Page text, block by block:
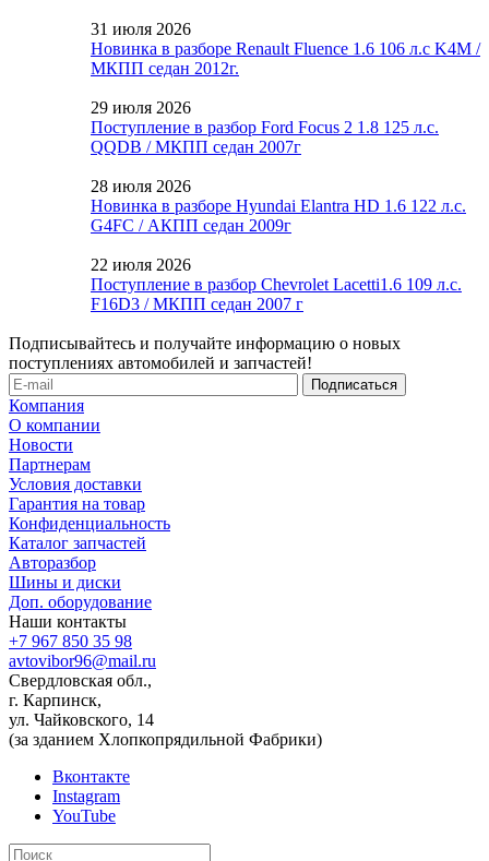
31 июля 2026
Новинка в разборе Renault Fluence 1.6 106 л.с K4M /
МКПП седан 2012г.
29 июля 2026
Поступление в разбор Ford Focus 2 1.8 125 л.с.
QQDB / МКПП седан 2007г
28 июля 2026
Новинка в разборе Hyundai Elantra HD 1.6 122 л.с.
G4FC / АКПП седан 2009г
22 июля 2026
Поступление в разбор Chevrolet Lacetti1.6 109 л.с.
F16D3 / МКПП седан 2007 г
Подписывайтесь и получайте информацию о новых
поступлениях автомобилей и запчастей!
Компания
О компании
Новости
Партнерам
Условия доставки
Гарантия на товар
Конфиденциальность
Каталог запчастей
Авторазбор
Шины и диски
Доп. оборудование
Наши контакты
+7 967 850 35 98
avtovibor96@mail.ru
Свердловская обл.,
г. Карпинск,
ул. Чайковского, 14
(за зданием Хлопкопрядильной Фабрики)
Вконтакте
Instagram
YouTube